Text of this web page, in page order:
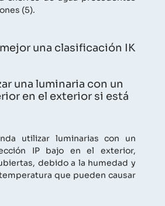
(5).
una clasificación IK
una luminaria con un
en el exterior si está
utilizar luminarias con un
IP bajo en el exterior,
debido a la humedad y
que pueden causar